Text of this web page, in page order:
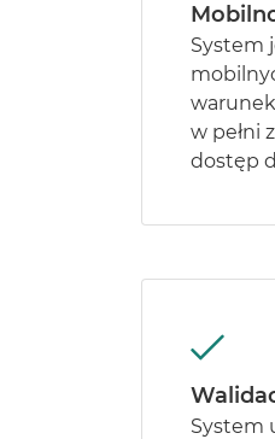
System
w pełni
dostęp
System